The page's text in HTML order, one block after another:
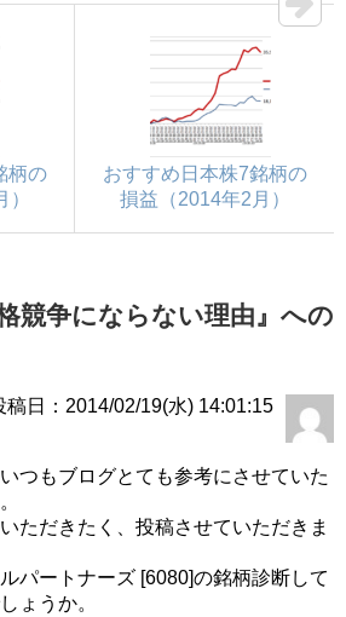
柄の
おすすめ日本株7銘柄の
損益（2014年2月）
競争にならない理由』への
稿日：2014/02/19(水) 14:01:15
つもブログとても参考にさせていた
ただきたく、投稿させていただきま
パートナーズ [6080]の銘柄診断して
ょうか。